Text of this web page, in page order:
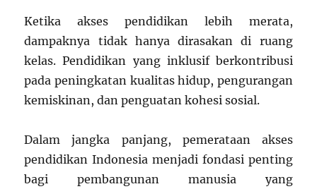
Ketika akses pendidikan lebih merata,
dampaknya tidak hanya dirasakan di ruang
kelas. Pendidikan yang inklusif berkontribusi
pada peningkatan kualitas hidup, pengurangan
kemiskinan, dan penguatan kohesi sosial.
Dalam jangka panjang, pemerataan akses
pendidikan Indonesia menjadi fondasi penting
bagi pembangunan manusia yang